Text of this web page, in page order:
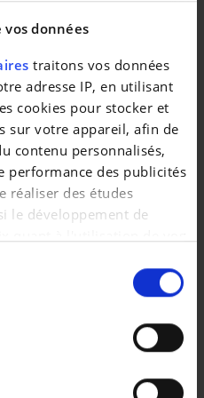
données
traitons vos données
adresse IP, en utilisant
cookies pour stocker et
sur votre appareil, afin de
contenu personnalisés,
performance des publicités
réaliser des études
le développement de
quant à l'utilisation de vos
tout moment en
aux cookies ou en
sur votre localisation